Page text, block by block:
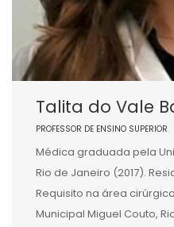
Talita do Vale
PROFESSOR DE ENSINO SUPERIOR
Médica graduada pela
Rio de Janeiro (2017).
Requisito na área
Municipal Miguel Couto,